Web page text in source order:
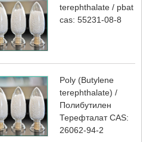
terephthalate / pbat
cas: 55231-08-8
Poly (Butylene
terephthalate) /
Полибутилен
Терефталат CAS:
26062-94-2